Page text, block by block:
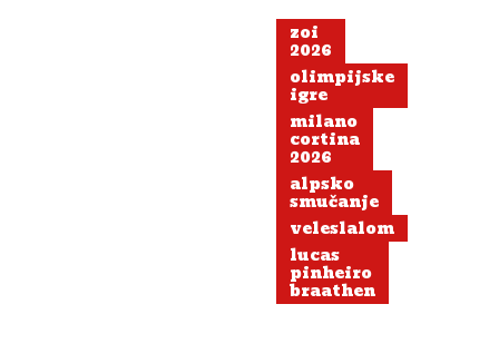
zoi
2026
olimpijske
igre
milano
cortina
2026
alpsko
smučanje
veleslalom
lucas
pinheiro
braathen